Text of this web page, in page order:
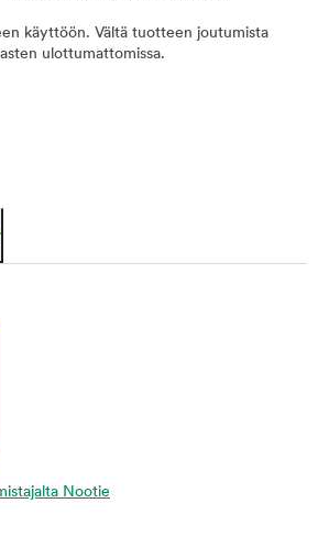
käyttöön. Vältä tuotteen joutumista
ulottumattomissa.
Nootie